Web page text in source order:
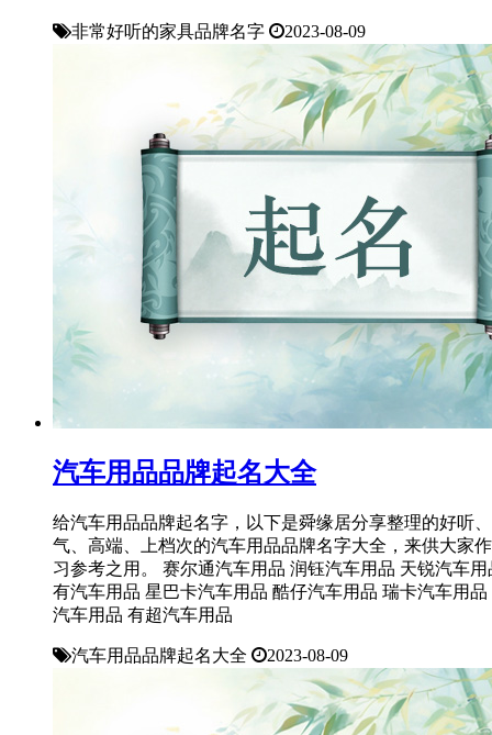
非常好听的家具品牌名字 2023-08-09
汽车用品品牌起名大全
给汽车用品品牌起名字，以下是舜缘居分享整理的好听
气、高端、上档次的汽车用品品牌名字大全，来供大家
习参考之用。 赛尔通汽车用品 润钰汽车用品 天锐汽车用
有汽车用品 星巴卡汽车用品 酷仔汽车用品 瑞卡汽车用品
汽车用品 有超汽车用品
汽车用品品牌起名大全 2023-08-09